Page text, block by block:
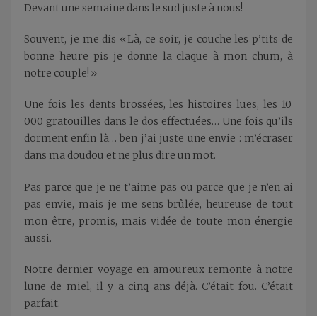
Devant une semaine dans le sud juste à nous!
Souvent, je me dis « Là, ce soir, je couche les p’tits de
bonne heure pis je donne la claque à mon chum, à
notre couple! »
Une fois les dents brossées, les histoires lues, les 10
000 gratouilles dans le dos effectuées… Une fois qu’ils
dorment enfin là… ben j’ai juste une envie : m’écraser
dans ma doudou et ne plus dire un mot.
Pas parce que je ne t’aime pas ou parce que je n’en ai
pas envie, mais je me sens brûlée, heureuse de tout
mon être, promis, mais vidée de toute mon énergie
aussi.
Notre dernier voyage en amoureux remonte à notre
lune de miel, il y a cinq ans déjà. C’était fou. C’était
parfait.